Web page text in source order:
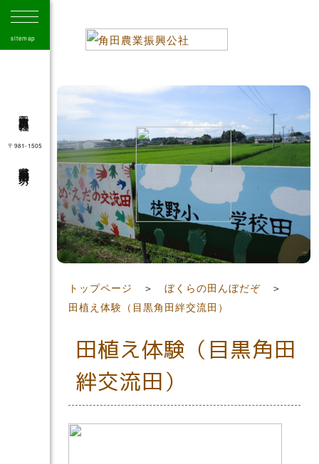
sitemap
角田市農業振興公社
〒981-1505
41
トップページ ＞ぼくらの田んぼだぞ ＞
田植え体験（目黒角田絆交流田）
田植え体験（目黒角田
絆交流田）